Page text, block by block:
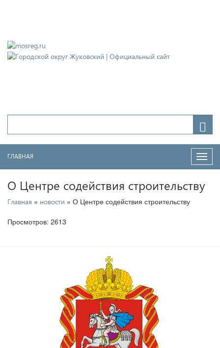
ГЛАВНАЯ
О Центре содействия строительству
Главная » новости » О Центре содействия строительству
Просмотров: 2613